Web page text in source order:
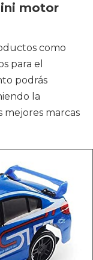
motor
como
para el
podrás
la
marcas